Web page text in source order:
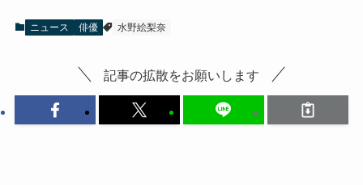
ニュース 俳優 水野絵梨奈
記事の拡散をお願いします